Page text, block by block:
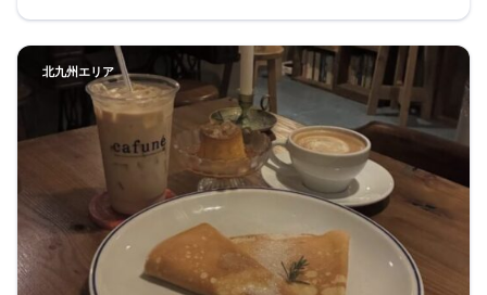
北九州エリア